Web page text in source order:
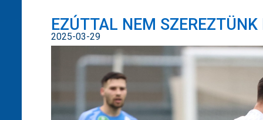
EZÚTTAL NEM SZEREZTÜNK
2025-03-29